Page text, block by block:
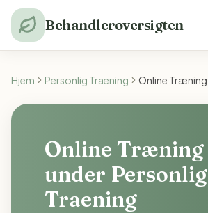
Behandleroversigten
Hjem Personlig Traening Online Træning
Online Træning
under Personlig
Traening